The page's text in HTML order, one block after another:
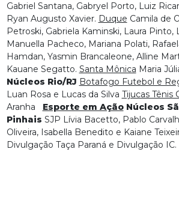
Gabriel Santana, Gabryel Porto, Luiz
Ryan Augusto Xavier. Duque Camila de
Petroski, Gabriela Kaminski, Laura Pinto,
Manuella Pacheco, Mariana Polati,
Hamdan, Yasmin Brancaleone, Alline
Kauane Segatto. Santa Mônica Maria
Núcleos Rio/RJ Botafogo Futebol e
Luan Rosa e Lucas da Silva Tijucas Tênis
Aranha Esporte em Ação Núcleos
Pinhais SJP Lívia Bacetto, Pablo
Oliveira, Isabella Benedito e Kaiane
Divulgação Taça Paraná e Divulgação IC.